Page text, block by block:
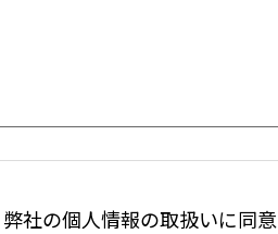
弊社の個人情報の取扱いに同